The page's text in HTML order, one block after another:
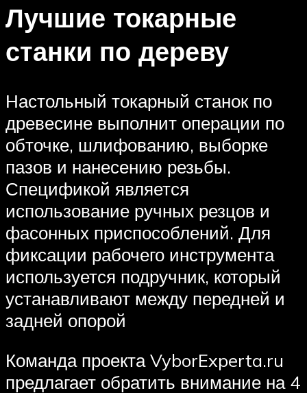
Лучшие токарные
станки по дереву
Настольный токарный станок по
древесине выполнит операции по
обточке, шлифованию, выборке
пазов и нанесению резьбы.
Спецификой является
использование ручных резцов и
фасонных приспособлений. Для
фиксации рабочего инструмента
используется подручник, который
устанавливают между передней и
задней опорой
Команда проекта VyborExperta.ru
предлагает обратить внимание на 4